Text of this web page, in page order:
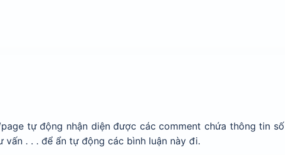
tự động nhận diện được các comment chứa thông tin số
. . . để ẩn tự động các bình luận này đi.